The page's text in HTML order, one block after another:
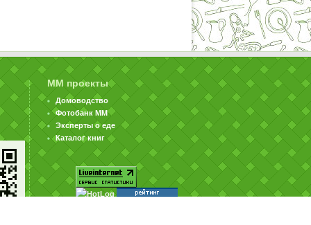
ММ проекты
Домоводство
Фотобанк ММ
Эксперты о еде
Каталог книг